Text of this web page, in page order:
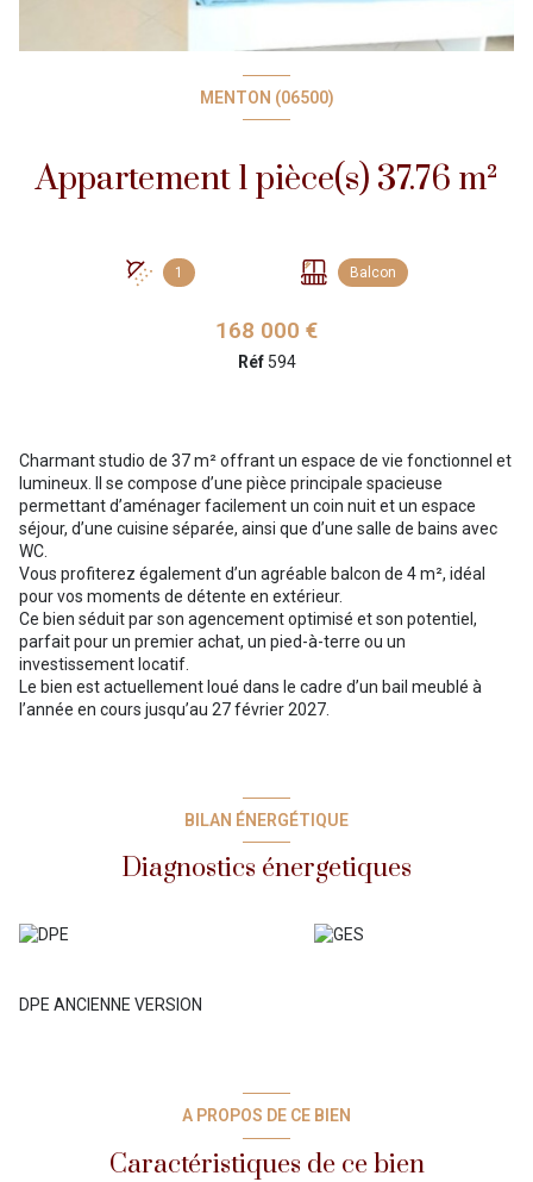
MENTON (06500)
Appartement 1 pièce(s) 37.76 m²
1 Balcon
168 000 €
Réf 594
Charmant studio de 37 m² offrant un espace de vie fonctionnel et
lumineux. Il se compose d’une pièce principale spacieuse
permettant d’aménager facilement un coin nuit et un espace
séjour, d’une cuisine séparée, ainsi que d’une salle de bains avec
WC.
Vous profiterez également d’un agréable balcon de 4 m², idéal
pour vos moments de détente en extérieur.
Ce bien séduit par son agencement optimisé et son potentiel,
parfait pour un premier achat, un pied-à-terre ou un
investissement locatif.
Le bien est actuellement loué dans le cadre d’un bail meublé à
l’année en cours jusqu’au 27 février 2027.
BILAN ÉNERGÉTIQUE
Diagnostics énergetiques
DPE ANCIENNE VERSION
A PROPOS DE CE BIEN
Caractéristiques de ce bien